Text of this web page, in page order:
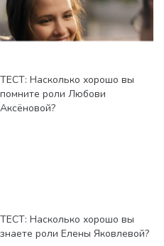
ТЕСТ: Насколько хорошо вы
помните роли Любови
Аксёновой?
ТЕСТ: Насколько хорошо вы
знаете роли Елены Яковлевой?